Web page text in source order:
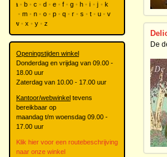
De
a b c d e f g h i j
k
m n o p q r s t u
v
w
x y z
Openingstijden winkel
Donderdag en vrijdag van 09.00 -
18.00 uur
Zaterdag van 10.00 - 17.00 uur
Kantoor/webwinkel tevens
bereikbaar op
maandag t/m woensdag 09.00 -
17.00 uur
Klik hier voor een routebeschrijving
naar onze winkel